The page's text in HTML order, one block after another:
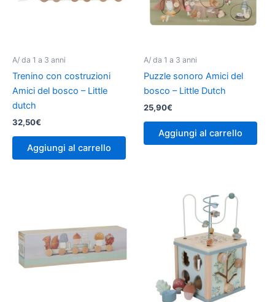
A/ da 1 a 3 anni
Trenino con costruzioni
Amici del bosco – Little
dutch
32,50€
Aggiungi al carrello
A/ da 1 a 3 anni
Puzzle sonoro Amici del
bosco – Little Dutch
25,90€
Aggiungi al carrello